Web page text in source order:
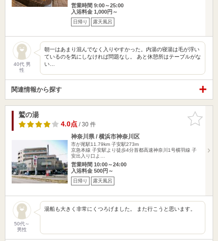
営業時間 9:00～25:00
入浴料金 1,000円～
日帰り 露天風呂
40代 男
性
朝一はあまり混んでなく入りやすかった。内湯の寝湯は毛が浮い
ているのを気にしなければ問題なし。 あと休憩所はテーブルがな
い…
関連情報から探す
お気に入
りに追加
鷲の湯
4.0点/ 30 件
神奈川県 / 横浜市神奈川区
市が尾駅11.79km 子安駅273m
京急本線 子安駅より徒歩4分首都高速神奈川1号横羽線 子
安出入り口よ…
営業時間 10:00～24:00
入浴料金 500円～
日帰り 露天風呂
50代～
男性
湯船も大きく非常にくつろげました。 また行こうと思います。